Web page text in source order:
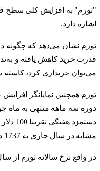
"تورم" به افزایش کلی سطح
اشاره دارد.
تورم نشان می‌دهد که چگونه
قدرت خرید کاهش یافته و
می‌توان خریداری کرد، کاسته
تورم همچنین نمایانگر
مشابه در سال جاری به 1737 دلار رسیده بود.
در واقع نرخ سالانه تورم از سال 1973 تا 2020، برابر با 4.9 درصد